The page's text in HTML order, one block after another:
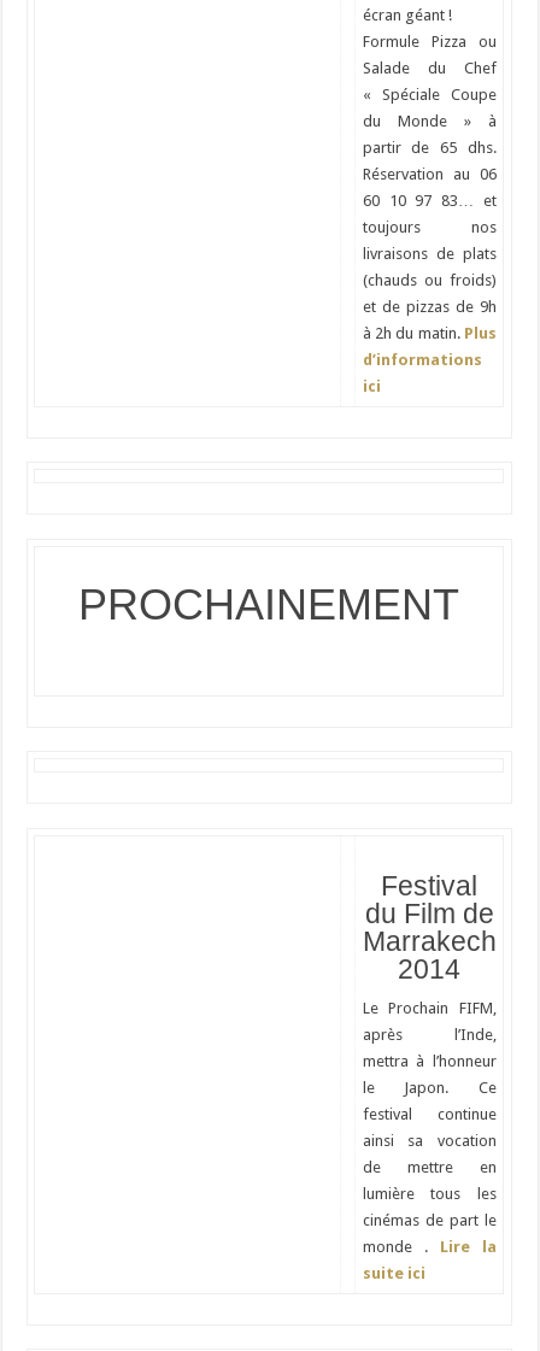
écran géant !
Formule Pizza ou
Salade du Chef
« Spéciale Coupe
du Monde » à
partir de 65 dhs.
Réservation au 06
60 10 97 83… et
toujours nos
livraisons de plats
(chauds ou froids)
et de pizzas de 9h
à 2h du matin. Plus
d’informations
ici
PROCHAINEMENT
Festival
du Film de
Marrakech
2014
Le Prochain FIFM,
après l’Inde,
mettra à l’honneur
le Japon. Ce
festival continue
ainsi sa vocation
de mettre en
lumière tous les
cinémas de part le
monde . Lire la
suite ici